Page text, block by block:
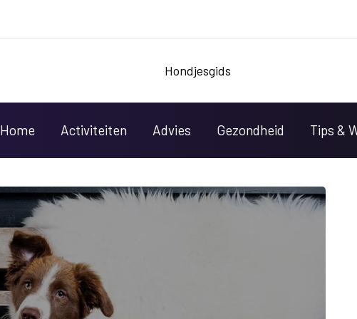
Hondjesgids
Home Activiteiten Advies Gezondheid Tips &